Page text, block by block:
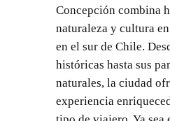
Concepción combina
naturaleza y cultura
en el sur de Chile.
históricas hasta sus
naturales, la ciudad
experiencia